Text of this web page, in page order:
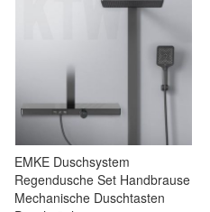
EMKE Duschsystem
Regendusche Set Handbrause
Mechanische Duschtasten